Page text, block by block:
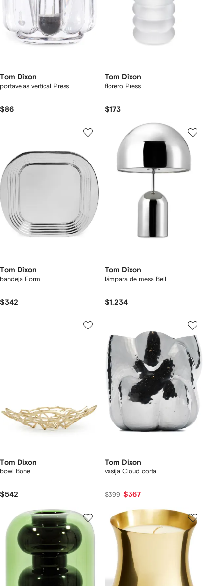
Tom Dixon
portavelas vertical Press
$86
Tom Dixon
florero Press
$173
Tom Dixon
bandeja Form
$342
Tom Dixon
lámpara de mesa Bell
$1,234
Tom Dixon
bowl Bone
$542
Tom Dixon
vasija Cloud corta
$399 $367